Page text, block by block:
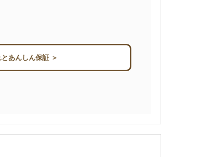
あんしん保証 ＞